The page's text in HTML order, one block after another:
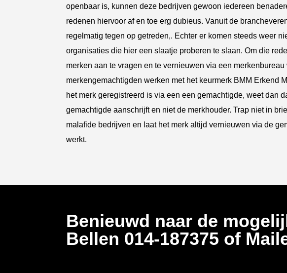
openbaar is, kunnen deze bedrijven gewoon iedereen
redenen hiervoor af en toe erg dubieus. Vanuit de
regelmatig tegen op getreden,. Echter er komen steeds weer
organisaties die hier een slaatje proberen te slaan. Om die
merken aan te vragen en te vernieuwen via een merkenbureau
merkengemachtigden werken met het keurmerk BMM Erkend
het merk geregistreerd is via een een gemachtigde, weet dan
gemachtigde aanschrijft en niet de merkhouder. Trap niet in
malafide bedrijven en laat het merk altijd vernieuwen via de
werkt.
Benieuwd naar de
Bellen 014-187375 of